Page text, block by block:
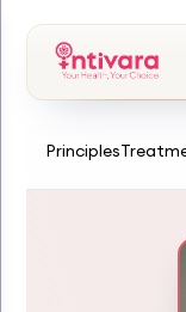
Principles